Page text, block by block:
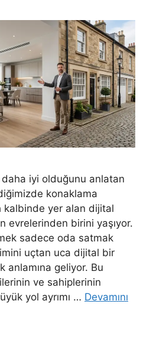
iyi olduğunu anlatan
konaklama
kalbinde yer alan dijital
evrelerinden birini yaşıyor.
sadece oda satmak
uçtan uca dijital bir
anlamına geliyor. Bu
ve sahiplerinin
yol ayrımı … Devamını